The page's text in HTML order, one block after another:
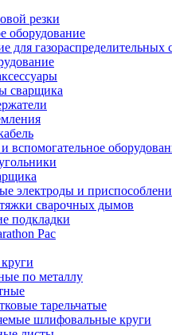
резки
оборудование
для газораспределительных
сварщика
вспомогательное
электроды и
сварочных дымов
подкладки
Pac
по металлу
тарельчатые
шлифовальные круги